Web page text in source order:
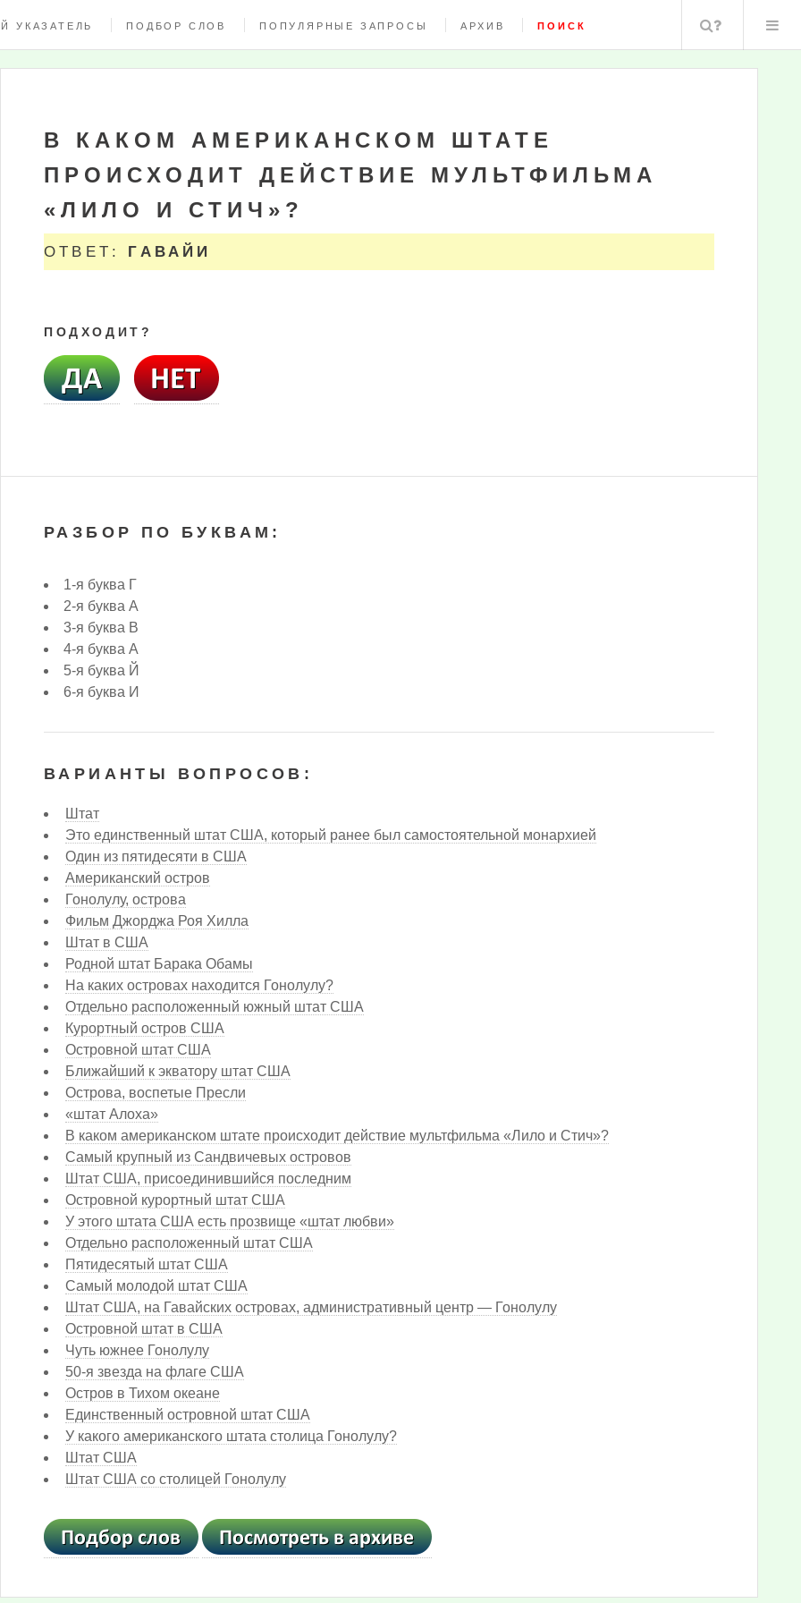
УКАЗАТЕЛЬ ПОДБОР СЛОВ ПОПУЛЯРНЫЕ ЗАПРОСЫ АРХИВ ПОИСК Поиск
В КАКОМ АМЕРИКАНСКОМ ШТАТЕ
ПРОИСХОДИТ ДЕЙСТВИЕ МУЛЬТФИЛЬМА
«ЛИЛО И СТИЧ»?
ОТВЕТ: ГАВАЙИ
ПОДХОДИТ?
РАЗБОР ПО БУКВАМ:
1-я буква Г
2-я буква А
3-я буква В
4-я буква А
5-я буква Й
6-я буква И
ВАРИАНТЫ ВОПРОСОВ:
Штат
Это единственный штат США, который ранее был самостоятельной монархией
Один из пятидесяти в США
Американский остров
Гонолулу, острова
Фильм Джорджа Роя Хилла
Штат в США
Родной штат Барака Обамы
На каких островах находится Гонолулу?
Отдельно расположенный южный штат США
Курортный остров США
Островной штат США
Ближайший к экватору штат США
Острова, воспетые Пресли
«штат Алоха»
В каком американском штате происходит действие мультфильма «Лило и Стич»?
Самый крупный из Сандвичевых островов
Штат США, присоединившийся последним
Островной курортный штат США
У этого штата США есть прозвище «штат любви»
Отдельно расположенный штат США
Пятидесятый штат США
Самый молодой штат США
Штат США, на Гавайских островах, административный центр — Гонолулу
Островной штат в США
Чуть южнее Гонолулу
50-я звезда на флаге США
Остров в Тихом океане
Единственный островной штат США
У какого американского штата столица Гонолулу?
Штат США
Штат США со столицей Гонолулу